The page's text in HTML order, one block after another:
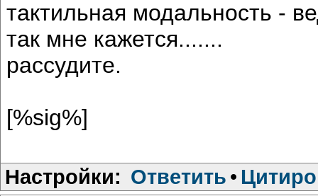
тактильная модальность -
так мне кажется.......
рассудите.
[%sig%]
Настройки: Ответить •